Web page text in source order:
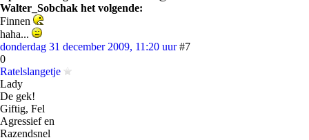
Walter_Sobchak het volgende:
Finnen
haha...
donderdag 31 december 2009, 11:20 uur #7
0
Ratelslangetje
Lady
De gek!
Giftig, Fel
Agressief en
Razendsnel